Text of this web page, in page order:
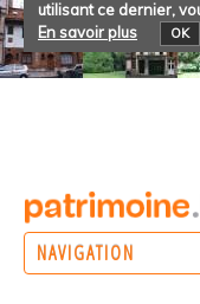
utilisant ce dernier,
En savoir plus
OK
NAVIGATION